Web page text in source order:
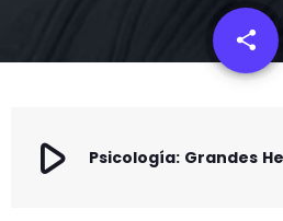
share
email
play_arrow